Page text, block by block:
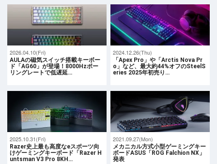
2026.04.10(Fri)
AULAの磁気スイッチ搭載キーボー
ド「AG60」が登場！8000Hzポー
リングレートで低遅延…
2024.12.26(Thu)
「Apex Pro」や「Arctis Nova Pr
o」など、最大約44%オフのSteelS
eries 2025年初売り…
2025.10.31(Fri)
Razer史上最も高度なeスポーツ向
けゲーミングキーボード「Razer H
untsman V3 Pro 8KH…
2021.09.27(Mon)
メカニカル方式小型ゲーミングキー
ボードASUS「ROG Falchion NX」
発表